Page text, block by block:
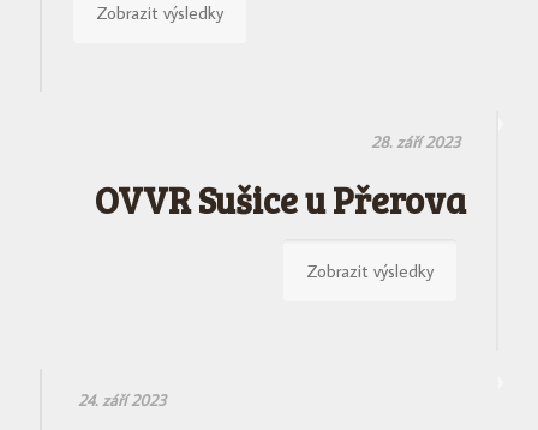
Zobrazit výsledky
28. září 2023
OVVR Sušice u Přerova
Zobrazit výsledky
24. září 2023